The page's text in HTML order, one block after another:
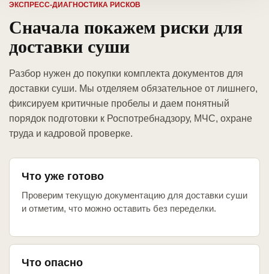
ЭКСПРЕСС-ДИАГНОСТИКА РИСКОВ
Сначала покажем риски для
доставки суши
Разбор нужен до покупки комплекта документов для
доставки суши. Мы отделяем обязательное от лишнего,
фиксируем критичные пробелы и даем понятный
порядок подготовки к Роспотребнадзору, МЧС, охране
труда и кадровой проверке.
Что уже готово
Проверим текущую документацию для доставки суши
и отметим, что можно оставить без переделки.
Что опасно